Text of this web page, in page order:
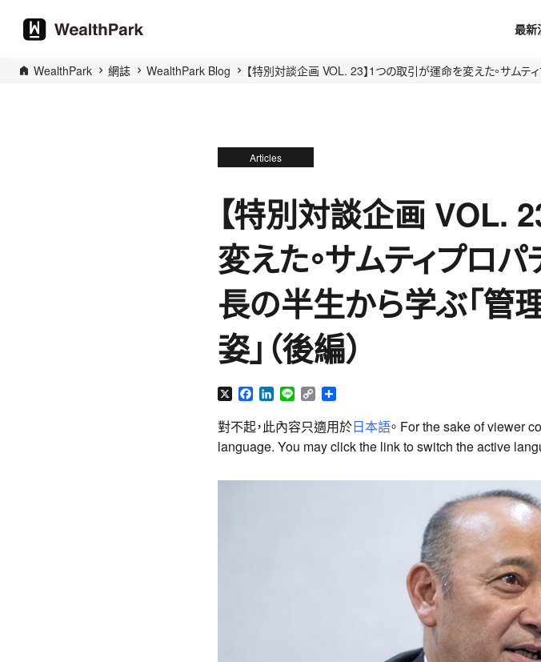
最新
WealthPark 網誌 WealthPark Blog 【特別対談企画 VOL. 23】1つの取引が運命を変えた。サムテ
Articles
【特別対談企画 VOL.
変えた。サムティプロ
長の半生から学ぶ「管
姿」（後編）
X Facebook
LinkedIn
Line Copy
對不起，此內容只適用於日本語。 For the sake of viewer
language. You may click the link to switch the active